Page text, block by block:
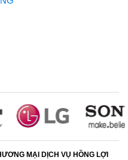
MẠI DỊCH VỤ HỒNG LỢI